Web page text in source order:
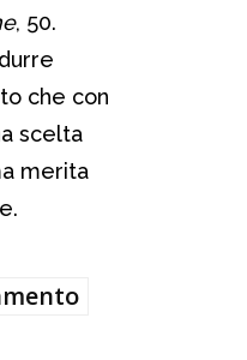
, 50.
che con
scelta
merita